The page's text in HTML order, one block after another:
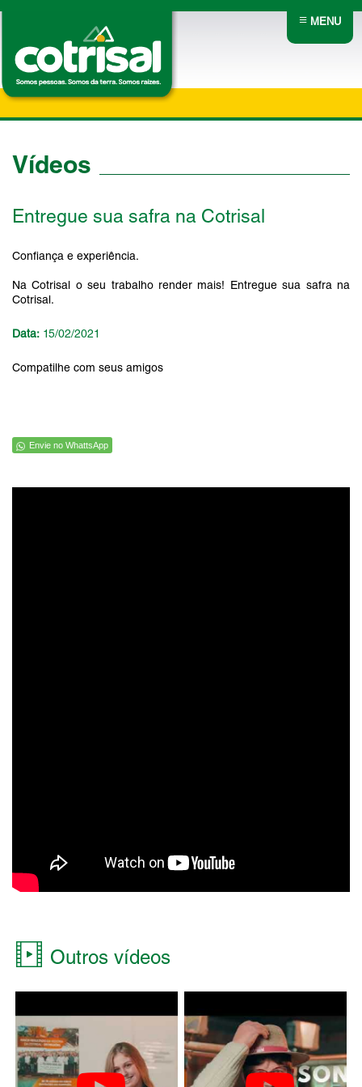
≡MENU
Vídeos
Entregue sua safra na Cotrisal
Confiança e experiência.
Na Cotrisal o seu trabalho render mais! Entregue sua safra na
Cotrisal.
Data: 15/02/2021
Compatilhe com seus amigos
Envie no WhattsApp
Outros vídeos